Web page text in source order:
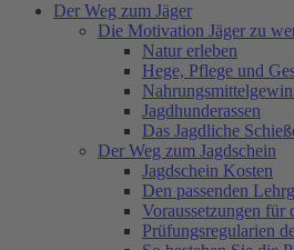
Der Weg zum Jäger
Die Motivation Jäger zu
Natur erleben
Hege, Pflege und
Jagdhunderassen
Das Jagdliche
Der Weg zum Jagdschein
Jagdschein Kosten
Den passenden
Voraussetzungen für
Prüfungsregularien